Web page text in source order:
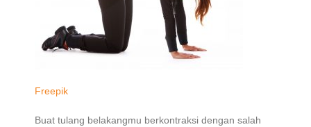
Freepik
Buat tulang belakangmu berkontraksi dengan salah